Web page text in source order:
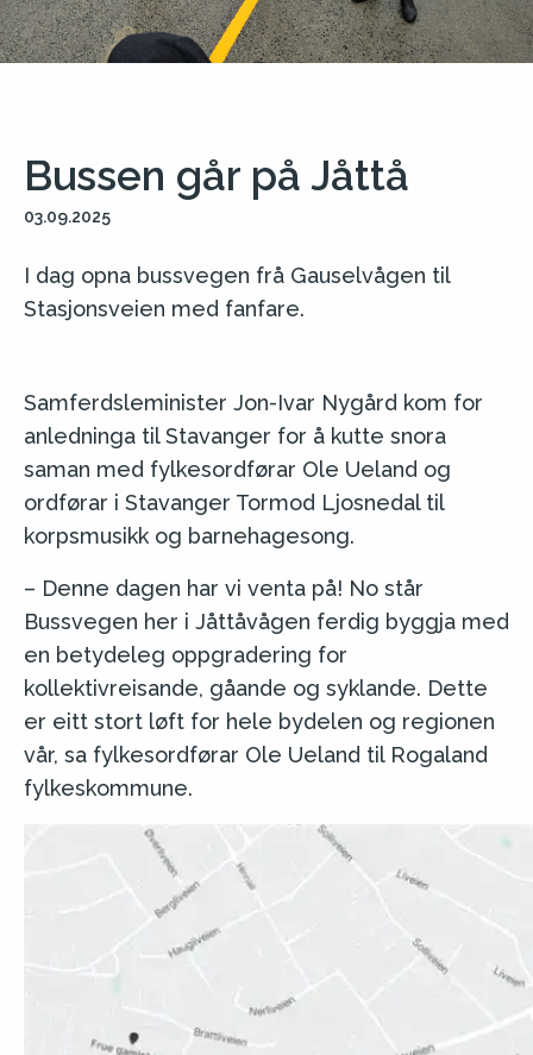
Bussen går på Jåttå
03.09.2025
I dag opna bussvegen frå Gauselvågen til
Stasjonsveien med fanfare.
Samferdsleminister Jon-Ivar Nygård kom for
anledninga til Stavanger for å kutte snora
saman med fylkesordførar Ole Ueland og
ordførar i Stavanger Tormod Ljosnedal til
korpsmusikk og barnehagesong.
– Denne dagen har vi venta på! No står
Bussvegen her i Jåttåvågen ferdig byggja med
en betydeleg oppgradering for
kollektivreisande, gåande og syklande. Dette
er eitt stort løft for hele bydelen og regionen
vår, sa fylkesordførar Ole Ueland til Rogaland
fylkeskommune.